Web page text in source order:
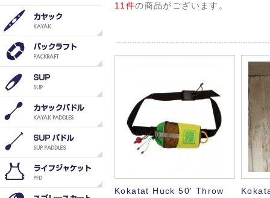
11件の商品がございます。
Kokatat Huck 50' Throw